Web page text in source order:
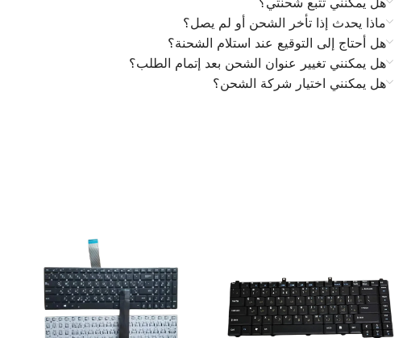
ماذا يحدث إذا تأخر الشحن أو لم يصل؟
هل أحتاج إلى التوقيع عند استلام الشحنة؟
هل يمكنني تغيير عنوان الشحن بعد إتمام الطلب؟
هل يمكنني اختيار شركة الشحن؟